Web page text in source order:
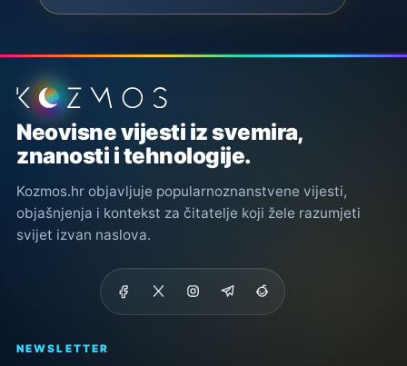
Podnožje stranice
Neovisne vijesti iz svemira,
znanosti i tehnologije.
Kozmos.hr objavljuje popularnoznanstvene vijesti,
objašnjenja i kontekst za čitatelje koji žele razumjeti
svijet izvan naslova.
NEWSLETTER